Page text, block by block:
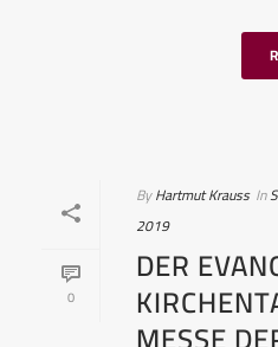
0
ByHartmut Krauss In
2019
DER